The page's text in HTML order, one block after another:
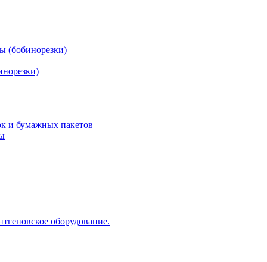
(бобинорезки)
и бумажных пакетов
оборудование.